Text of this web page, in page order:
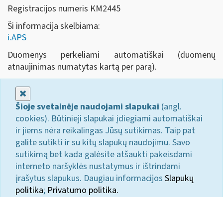
Registracijos numeris KM2445
Ši informacija skelbiama:
i.APS
Duomenys perkeliami automatiškai (duomenų
atnaujinimas numatytas kartą per parą).
Šioje svetainėje naudojami slapukai (angl.
cookies). Būtinieji slapukai įdiegiami automatiškai
ir jiems nėra reikalingas Jūsų sutikimas. Taip pat
galite sutikti ir su kitų slapukų naudojimu. Savo
sutikimą bet kada galėsite atšaukti pakeisdami
interneto naršyklės nustatymus ir ištrindami
įrašytus slapukus. Daugiau informacijos Slapukų
politika; Privatumo politika.